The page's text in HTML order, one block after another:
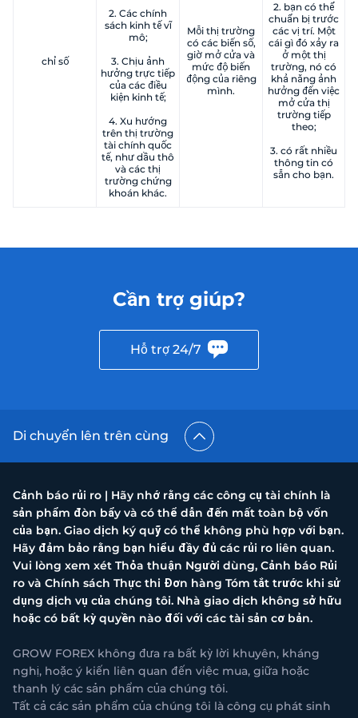
chỉ số
2. Các chính
sách kinh tế vĩ
mô;
3. Chịu ảnh
hưởng trực tiếp
của các điều
kiện kinh tế;
4. Xu hướng
trên thị trường
tài chính quốc
tế, như dầu thô
và các thị
trường chứng
khoán khác.
Mỗi thị trường
có các biến số,
giờ mở cửa và
mức độ biến
động của riêng
mình.
2. bạn có thể
chuẩn bị trước
các vị trí. Một
cái gì đó xảy ra
ở một thị
trường, nó có
khả năng ảnh
hưởng đến việc
mở cửa thị
trường tiếp
theo;
3. có rất nhiều
thông tin có
sẵn cho bạn.
Cần trợ giúp?
Hỗ trợ 24/7
Di chuyển lên trên cùng
Cảnh báo rủi ro | Hãy nhớ rằng các công cụ tài chính là
sản phẩm đòn bẩy và có thể dẫn đến mất toàn bộ vốn
của bạn. Giao dịch ký quỹ có thể không phù hợp với bạn.
Hãy đảm bảo rằng bạn hiểu đầy đủ các rủi ro liên quan.
Vui lòng xem xét Thỏa thuận Người dùng, Cảnh báo Rủi
ro và Chính sách Thực thi Đơn hàng Tóm tắt trước khi sử
dụng dịch vụ của chúng tôi. Nhà giao dịch không sở hữu
hoặc có bất kỳ quyền nào đối với các tài sản cơ bản.
GROW FOREX không đưa ra bất kỳ lời khuyên, kháng
nghị, hoặc ý kiến liên quan đến việc mua, giữa hoặc
thanh lý các sản phẩm của chúng tôi.
Tất cả các sản phẩm của chúng tôi là công cụ phát sinh